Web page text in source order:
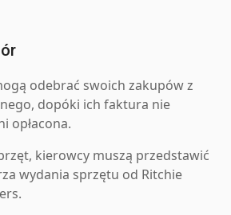
odebrać swoich zakupów z
dopóki ich faktura nie
opłacona.
kierowcy muszą przedstawić
wydania sprzętu od Ritchie